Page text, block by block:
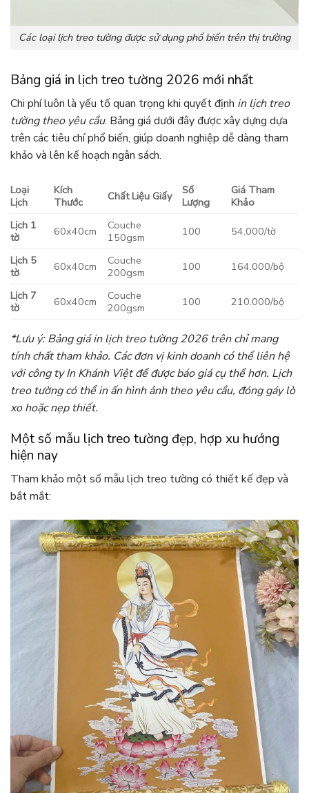
Các loại lịch treo tường được sử dụng phổ biến trên thị trường
Bảng giá in lịch treo tường 2026 mới nhất
Chi phí luôn là yếu tố quan trọng khi quyết định in lịch treo
tường theo yêu cầu. Bảng giá dưới đây được xây dựng dựa
trên các tiêu chí phổ biến, giúp doanh nghiệp dễ dàng tham
khảo và lên kế hoạch ngân sách.
Loại
Lịch
Kích
Thước
Chất Liệu Giấy
Số
Lượng
Giá Tham
Khảo
Lịch 1
tờ
60x40cm
Couche
150gsm
100 54.000/tờ
Lịch 5
tờ
60x40cm
Couche
200gsm
100 164.000/bộ
Lịch 7
tờ
60x40cm
Couche
200gsm
100 210.000/bộ
*Lưu ý: Bảng giá in lịch treo tường 2026 trên chỉ mang
tính chất tham khảo. Các đơn vị kinh doanh có thể liên hệ
với công ty In Khánh Việt để được báo giá cụ thể hơn. Lịch
treo tường có thể in ấn hình ảnh theo yêu cầu, đóng gáy lò
xo hoặc nẹp thiết.
Một số mẫu lịch treo tường đẹp, hợp xu hướng
hiện nay
Tham khảo một số mẫu lịch treo tường có thiết kế đẹp và
bắt mắt: